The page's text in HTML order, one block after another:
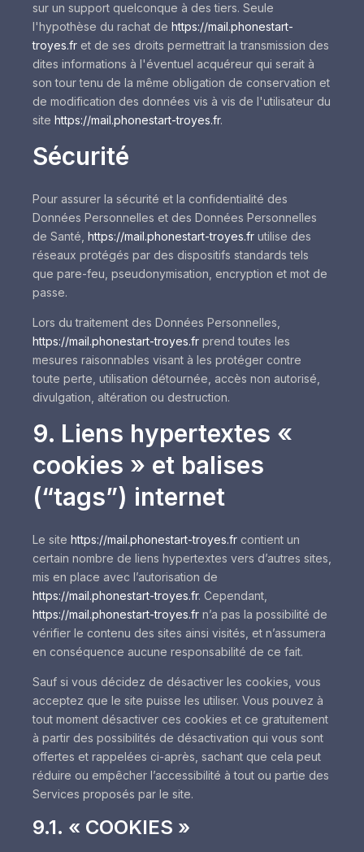
sur un support quelconque à des tiers. Seule
l'hypothèse du rachat de https://mail.phonestart-
troyes.fr et de ses droits permettrait la transmission des
dites informations à l'éventuel acquéreur qui serait à
son tour tenu de la même obligation de conservation et
de modification des données vis à vis de l'utilisateur du
site https://mail.phonestart-troyes.fr.
Sécurité
Pour assurer la sécurité et la confidentialité des
Données Personnelles et des Données Personnelles
de Santé, https://mail.phonestart-troyes.fr utilise des
réseaux protégés par des dispositifs standards tels
que pare-feu, pseudonymisation, encryption et mot de
passe.
Lors du traitement des Données Personnelles,
https://mail.phonestart-troyes.fr prend toutes les
mesures raisonnables visant à les protéger contre
toute perte, utilisation détournée, accès non autorisé,
divulgation, altération ou destruction.
9. Liens hypertextes «
cookies » et balises
(“tags”) internet
Le site https://mail.phonestart-troyes.fr contient un
certain nombre de liens hypertextes vers d’autres sites,
mis en place avec l’autorisation de
https://mail.phonestart-troyes.fr. Cependant,
https://mail.phonestart-troyes.fr n’a pas la possibilité de
vérifier le contenu des sites ainsi visités, et n’assumera
en conséquence aucune responsabilité de ce fait.
Sauf si vous décidez de désactiver les cookies, vous
acceptez que le site puisse les utiliser. Vous pouvez à
tout moment désactiver ces cookies et ce gratuitement
à partir des possibilités de désactivation qui vous sont
offertes et rappelées ci-après, sachant que cela peut
réduire ou empêcher l’accessibilité à tout ou partie des
Services proposés par le site.
9.1. « COOKIES »